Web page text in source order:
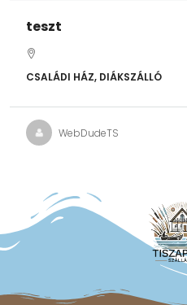
teszt
CSALÁDI HÁZ, DIÁKSZÁLLÓ
WebDudeTS